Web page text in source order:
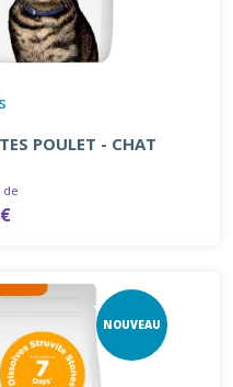
POULET - CHAT
de
NOUVEAU